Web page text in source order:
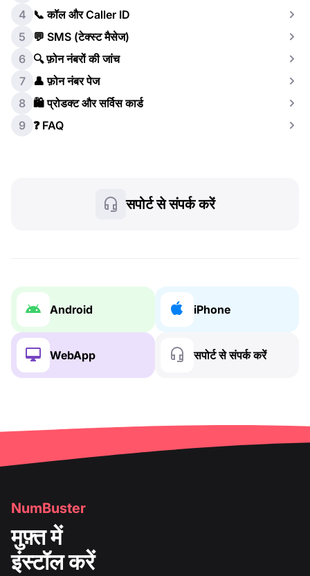
4
📞 कॉल और Caller ID
5
💬 SMS (टेक्स्ट मैसेज)
6 🔍 फ़ोन नंबरों की जांच
7
👤 फ़ोन नंबर पेज
8 🛍️ प्रोडक्ट और सर्विस कार्ड
9 ❓ FAQ
सपोर्ट से संपर्क करें
Android iPhone
WebApp सपोर्ट से संपर्क करें
NumBuster
मुफ़्त में
इंस्टॉल करें